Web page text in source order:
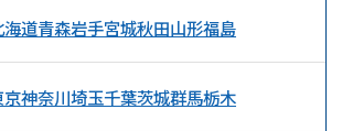
海道青森岩手宮城秋田山形福島
京神奈川埼玉千葉茨城群馬栃木